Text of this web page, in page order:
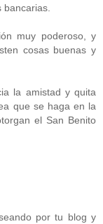
muy poderoso, y
cosas buenas y
la amistad y quita
que se haga en la
el San Benito
por tu blog y